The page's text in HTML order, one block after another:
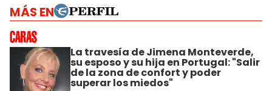
MÁS EN
La travesía de Jimena Monteverde,
su esposo y su hija en Portugal: "Salir
de la zona de confort y poder
superar los miedos"